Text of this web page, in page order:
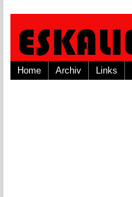
Home Archiv Links